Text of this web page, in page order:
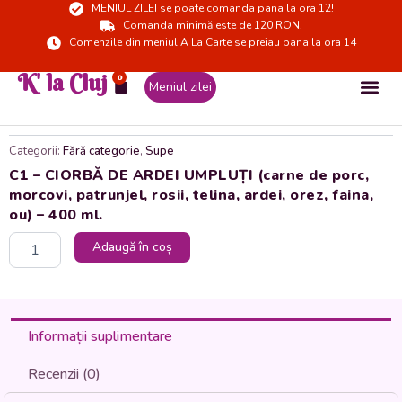
MENIUL ZILEI se poate comanda pana la ora 12!
Comanda minimă este de 120 RON.
Comenzile din meniul A La Carte se preiau pana la ora 14
K' la Cluj 0
Cart Meniul zilei
Categorii: Fără categorie, Supe
C1 – CIORBĂ DE ARDEI UMPLUȚI (carne de porc,
morcovi, patrunjel, rosii, telina, ardei, orez, faina,
ou) – 400 ml.
Cantitate
ARDEI
(carne
Adaugă în coș
Informații suplimentare
Recenzii (0)